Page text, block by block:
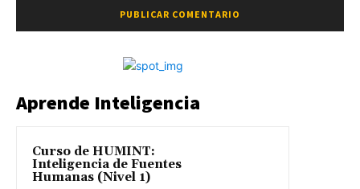
Aprende Inteligencia
Curso de HUMINT:
Inteligencia de Fuentes
Humanas (Nivel 1)